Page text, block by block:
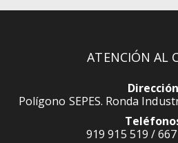
ATENCIÓN AL
Polígono SEPES. Ronda
919 915 519 /